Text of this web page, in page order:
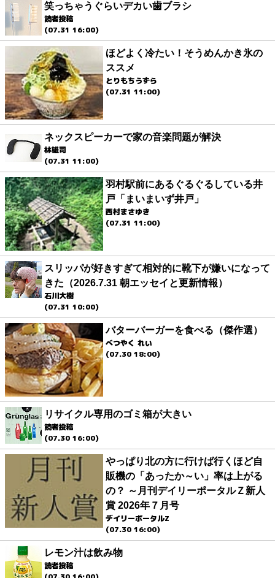
笑っちゃうぐらいデカい歯ブラシ
読者投稿
(07.31 16:00)
ほどよく冷たい！そうめんかき氷の
ススメ
とりもちうずら
(07.31 11:00)
ネックスピーカーで家の音楽問題が解決
林雄司
(07.31 11:00)
羽村駅前にあるぐるぐるしている井
戸「まいまいず井戸」
西村まさゆき
(07.31 11:00)
スリッパが好きすぎて相対的に靴下が嫌いになって
きた（2026.7.31 朝エッセイと更新情報）
石川大樹
(07.31 10:00)
バターバーガーを食べる（傑作選）
べつやく れい
(07.30 18:00)
リサイクル専用のゴミ箱が大きい
読者投稿
(07.30 16:00)
やっぱり北の方に行けば行くほど自
販機の「あったか～い」率は上がる
の？ ～月刊デイリーポータルＺ新人
賞 2026年７月号
デイリーポータルZ
(07.30 16:00)
レモン汁は飲み物
読者投稿